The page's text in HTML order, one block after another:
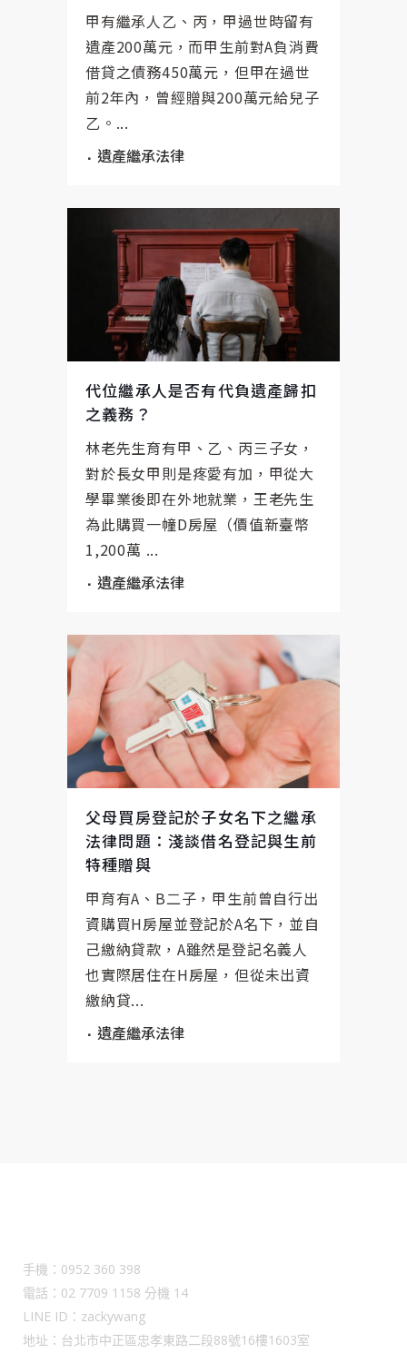
甲有繼承人乙、丙，甲過世時留有
遺產200萬元，而甲生前對A負消費
借貸之債務450萬元，但甲在過世
前2年內，曾經贈與200萬元給兒子
乙。...
遺產繼承法律
代位繼承人是否有代負遺產歸扣
之義務？
林老先生育有甲、乙、丙三子女，
對於長女甲則是疼愛有加，甲從大
學畢業後即在外地就業，王老先生
為此購買一幢D房屋（價值新臺幣
1,200萬 ...
遺產繼承法律
父母買房登記於子女名下之繼承
法律問題：淺談借名登記與生前
特種贈與
甲育有A、B二子，甲生前曾自行出
資購買H房屋並登記於A名下，並自
己繳納貸款，A雖然是登記名義人
也實際居住在H房屋，但從未出資
繳納貸...
遺產繼承法律
手機：0952 360 398
電話：02 7709 1158 分機 14
LINE ID：zackywang
地址：台北市中正區忠孝東路二段88號16樓1603室